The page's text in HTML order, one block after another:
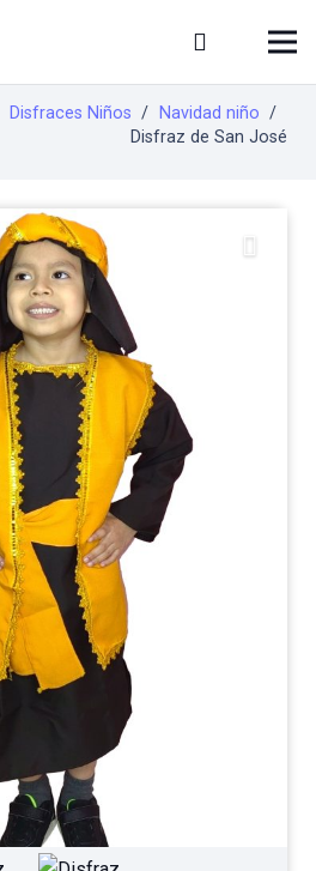
Disfraces Niños / Navidad niño /
Disfraz de San José